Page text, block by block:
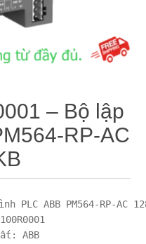
– Bộ lập
RP-AC
PLC ABB PM564-RP-AC
ABB